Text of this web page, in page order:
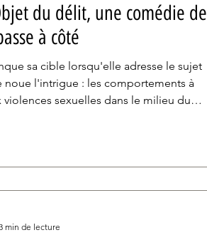
du délit, une comédie de
à côté
sa cible lorsqu'elle adresse le sujet
noue l'intrigue : les comportements à
violences sexuelles dans le milieu du
par manque de courage ...
min de lecture